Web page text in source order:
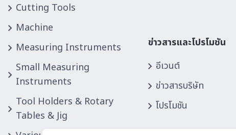
NIDEC Machine Tool(0)
NIDEC OKK
NIDEC(0)
NIHON I.D (0)
NIKKEN(0)
NITTO (0)
OHMI (0)
Cutting Tools
Machine
Measuring Instruments
Small Measuring
Instruments
Tool Holders & Rotary
Tables & Jig
ข่าวสารและโปรโมชัน
อีเวนต์
ข่าวสารบริษัท
โปรโมชัน